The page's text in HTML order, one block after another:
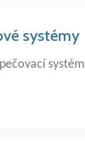
systémy
systém